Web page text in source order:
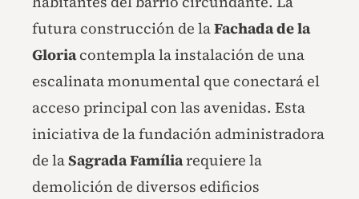
futura construcción de laFachada de la
Gloriacontempla la instalación de una
escalinata monumental que conectará el
acceso principal con las avenidas. Esta
iniciativa de la fundación administradora
de laSagrada Famíliarequiere la
demolición de diversos edificios